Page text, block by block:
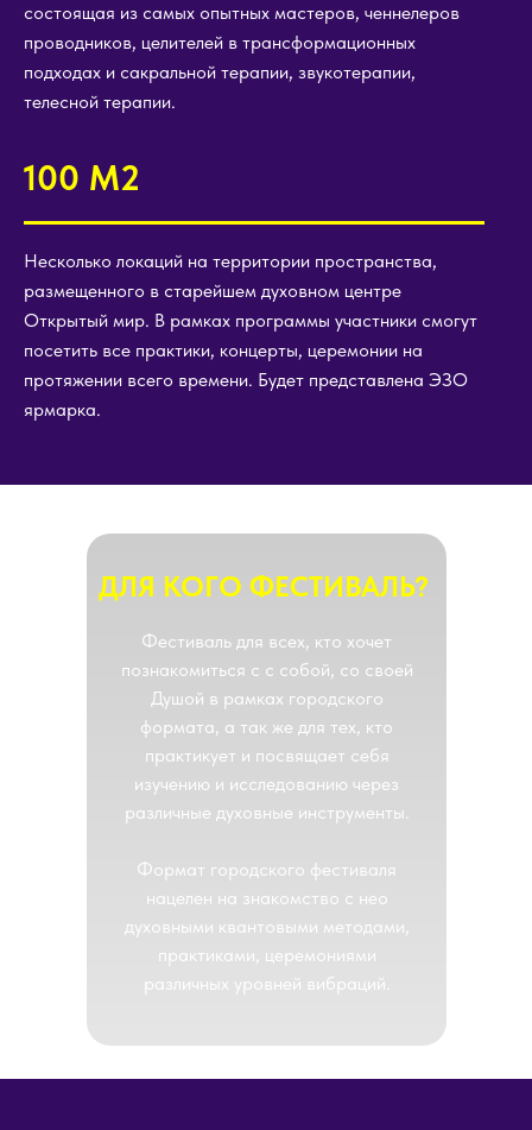
состоящая из самых опытных мастеров, ченнелеров
проводников, целителей в трансформационных
подходах и сакральной терапии, звукотерапии,
телесной терапии.
100 М2
Несколько локаций на территории пространства,
размещенного в старейшем духовном центре
Открытый мир. В рамках программы участники смогут
посетить все практики, концерты, церемонии на
протяжении всего времени. Будет представлена ЭЗО
ярмарка.
ДЛЯ КОГО ФЕСТИВАЛЬ?
Фестиваль для всех, кто хочет
познакомиться с с собой, со своей
Душой в рамках городского
формата, а так же для тех, кто
практикует и посвящает себя
изучению и исследованию через
различные духовные инструменты.
Формат городского фестиваля
нацелен на знакомство с нео
духовными квантовыми методами,
практиками, церемониями
различных уровней вибраций.